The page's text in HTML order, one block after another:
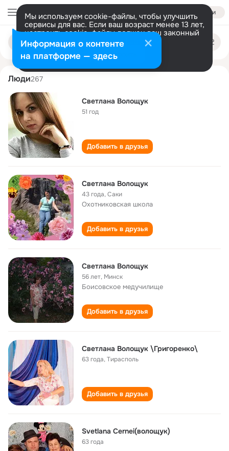
Войти
Мы используем cookie-файлы, чтобы улучшить
сервисы для вас. Если ваш возраст менее 13 лет,
настроить cookie-файлы должен ваш законный
представитель. Больше информации
Разрешить все Настроить
Поиск
людям
svetlana voloschuk
Люди267
Светлана Волощук
51 год
Добавить в друзья
Светлана Волощук
43 года,Саки
Охотниковская школа
Добавить в друзья
Светлана Волощук
56 лет, Минск
Боисовское медучилище
Добавить в друзья
Светлана Волощук \Григоренко\
63 года,Тирасполь
Добавить в друзья
Svetlana Cernei(волощук)
63 года
Информация о контенте
на платформе — здесь